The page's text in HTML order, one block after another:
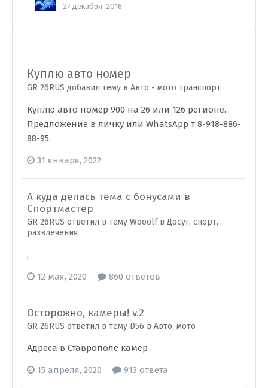
27 декабря, 2016
Куплю авто номер
GR 26RUS добавил тему в Авто - мото транспорт
Куплю авто номер 900 на 26 или 126 регионе.
Предложение в личку или WhatsApp т 8-918-886-
88-95.
31 января, 2022
А куда делась тема с бонусами в
Спортмастер
GR 26RUS ответил в тему Wooolf в Досуг, спорт,
развлечения
,
12 мая, 2020 860 ответов
Осторожно, камеры! v.2
GR 26RUS ответил в тему D56 в Авто, мото
Адреса в Ставрополе камер
15 апреля, 2020 913 ответа